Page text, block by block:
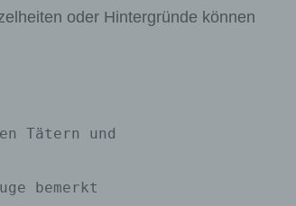
oder Hintergründe können